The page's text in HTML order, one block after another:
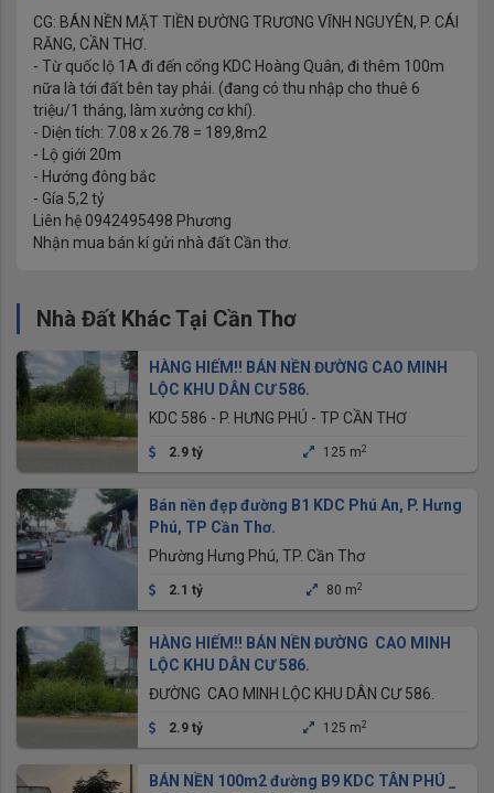
CG: BÁN NỀN MẶT TIỀN ĐƯỜNG TRƯƠNG VĨNH NGUYÊN, P. CÁI
RĂNG, CẦN THƠ.
- Từ quốc lộ 1A đi đến cổng KDC Hoàng Quân, đi thêm 100m
nữa là tới đất bên tay phải. (đang có thu nhập cho thuê 6
triệu/1 tháng, làm xưởng cơ khí).
- Diện tích: 7.08 x 26.78 = 189,8m2
- Lộ giới 20m
- Hướng đông bắc
- Gía 5,2 tỷ
Liên hệ 0942495498 Phương
Nhận mua bán kí gửi nhà đất Cần thơ.
Nhà Đất Khác Tại Cần Thơ
HÀNG HIẾM!! BÁN NỀN ĐƯỜNG CAO MINH
LỘC KHU DÂN CƯ 586.
KDC 586 - P. HƯNG PHÚ - TP CẦN THƠ
2.9 tỷ 125 m2
Bán nền đẹp đường B1 KDC Phú An, P. Hưng
Phú, TP Cần Thơ.
Phường Hưng Phú, TP. Cần Thơ
2.1 tỷ 80 m2
HÀNG HIẾM!! BÁN NỀN ĐƯỜNG CAO MINH
LỘC KHU DÂN CƯ 586.
ĐƯỜNG CAO MINH LỘC KHU DÂN CƯ 586.
2.9 tỷ 125 m2
BÁN NỀN 100m2 đường B9 KDC TÂN PHÚ _